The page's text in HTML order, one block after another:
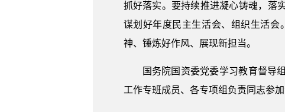
抓好落实。要持续推进凝心铸魂，落
谋划好年度民主生活会、组织生活
神、锤炼好作风、展现新担当。
国务院国资委党委学习教育督导
工作专班成员、各专项组负责同志参加